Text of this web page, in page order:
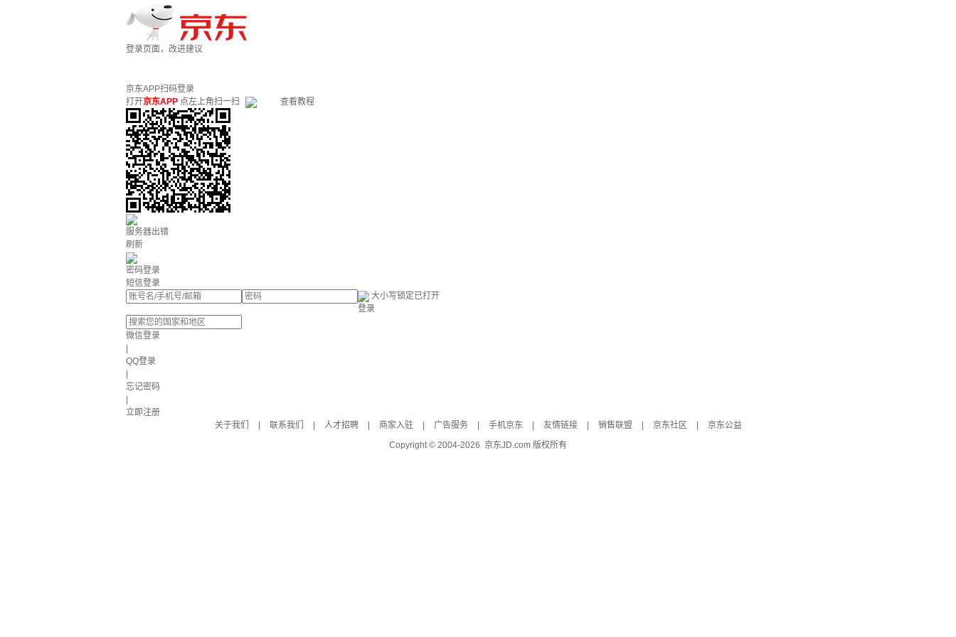
登录页面，改进建议
京东APP扫码登录
打开京东APP 点左上角扫一扫 查看教程
服务器出错
刷新
密码登录
短信登录
大小写锁定已打开
登录
微信登录
QQ登录
忘记密码
立即注册
关于我们
联系我们 人才招聘 商家入驻 广告服务 手机京东 友情链接 销售联盟 京东社区
京东公益
Copyright © 2004-2026 京东JD.com 版权所有